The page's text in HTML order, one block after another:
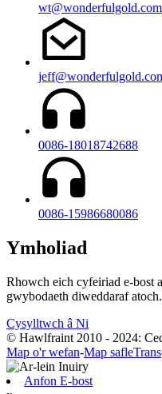
wt@wonderfulgold.com
0086-18018742688
0086-15986680086
Ymholiad
Rhowch eich cyfeiriad e-bost
gwybodaeth diweddaraf atoch.
Cysylltwch â Ni
© Hawlfraint 2010 - 2024:
Map o'r wefan-Map safleTrans
Anfon E-bost